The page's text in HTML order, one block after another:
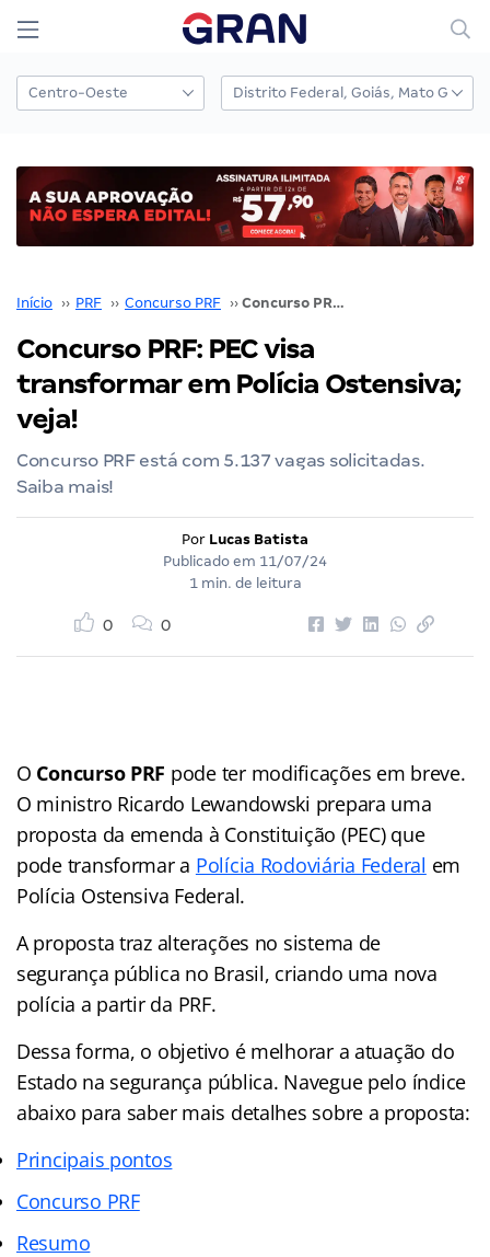
Início ›› PRF ›› Concurso PRF ›› Concurso PRF: PEC visa transformar em Polícia Ostensiva; veja!
Concurso PRF: PEC visa
transformar em Polícia Ostensiva;
veja!
Concurso PRF está com 5.137 vagas solicitadas.
Saiba mais!
Por Lucas Batista
Publicado em 11/07/24
1 min. de leitura
0 0
O Concurso PRF pode ter modificações em breve.
O ministro Ricardo Lewandowski prepara uma
proposta da emenda à Constituição (PEC) que
pode transformar a Polícia Rodoviária Federal em
Polícia Ostensiva Federal.
A proposta traz alterações no sistema de
segurança pública no Brasil, criando uma nova
polícia a partir da PRF.
Dessa forma, o objetivo é melhorar a atuação do
Estado na segurança pública. Navegue pelo índice
abaixo para saber mais detalhes sobre a proposta:
Principais pontos
Concurso PRF
Resumo